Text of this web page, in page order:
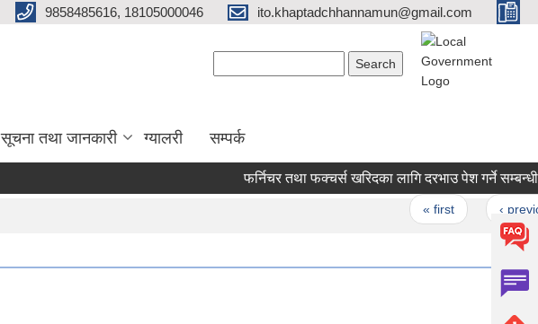
9858485616, 18105000046 ito.khaptadchhannamun@gmail.com
सूचना तथा जानकारी ग्यालरी सम्पर्क
फर्निचर तथा फक्चर्स खरिदका लागि दरभाउ पेश गर्ने सम्बन्धी
« first ‹ previous